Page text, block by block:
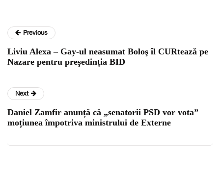
Previous
Liviu Alexa – Gay-ul neasumat Boloş îl CURteazǎ pe
Nazare pentru preşedinția BID
Next
Daniel Zamfir anunță că „senatorii PSD vor vota”
moțiunea împotriva ministrului de Externe